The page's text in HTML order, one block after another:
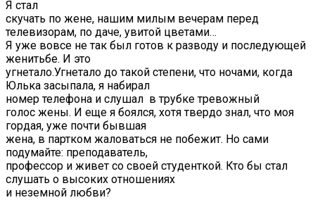
Я стал
скучать по жене, нашим милым вечерам перед
телевизорам, по даче, увитой цветами…
Я уже вовсе не так был готов к разводу и последующей
женитьбе. И это
угнетало.Угнетало до такой степени, что ночами, когда
Юлька засыпала, я набирал
номер телефона и слушал в трубке тревожный
голос жены. И еще я боялся, хотя твердо знал, что моя
гордая, уже почти бывшая
жена, в партком жаловаться не побежит. Но сами
подумайте: преподаватель,
профессор и живет со своей студенткой. Кто бы стал
слушать о высоких отношениях
и неземной любви?